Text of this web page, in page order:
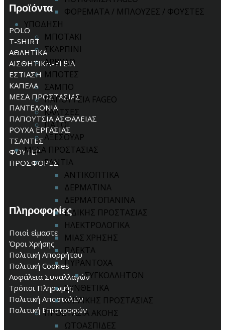
ΦΟΡΕΜΑΤΑ / ΜΠΛΟΥΖΕΣ / ΦΟΥΣΤΕΣ
ΥΠΟΔΗΣΗ
ΜΠΟΤΑΚΙ
ΣΚΑΡΠΙΝΙ
ΑΡΒΥΛΟ
ΜΠΟΤΕΣ
ΣΑΜΠΟ
ΠΑΠΟΥΤΣΙΑ FAGEO
ΚΑΛΤΣΕΣ
ΠΑΤΟΙ
ΑΞΕΣΟΥΑΡ
ΜΕΣΑ ΠΡΟΣΤΑΣΙΑΣ
ΓΑΝΤΙΑ
ΑΝΤΙΚΟΠΤΙΚΑ
ΔΕΡΜΑΤΙΝΑ
ΔΕΡΜΑΤΟΠΑΝΙΝΑ
ΕΙΔΙΚΗΣ ΠΡΟΣΤΑΣΙΑΣ
ΗΛΕΚΤΡΟΛΟΓΙΚΑ
ΜΙΑΣ ΧΡΗΣΗΣ
ΠΛΕΚΤΑ
ΠΥΡΑΝΤΟΧΑ
ΣΥΓΚΟΛΛΗΤΩΝ
ΣΥΝΘΕΤΙΚΑ
ΧΗΜΙΚΗΣ ΠΡΟΣΤΑΣΙΑΣ
ΠΡΟΣΤΑΣΙΑ ΑΚΟΗΣ
ΩΤΟΑΣΠΙΔΕΣ
Προϊόντα
POLO
T-SHIRT
ΑΘΛΗΤΙΚΑ
ΑΙΣΘΗΤΙΚΗ-ΥΓΕΙΑ
ΕΣΤΙΑΣΗ
ΚΑΠΕΛΑ
ΜΕΣΑ ΠΡΟΣΤΑΣΙΑΣ
ΠΑΝΤΕΛΟΝΙΑ
ΠΑΠΟΥΤΣΙΑ ΑΣΦΑΛΕΙΑΣ
ΡΟΥΧΑ ΕΡΓΑΣΙΑΣ
ΤΣΑΝΤΕΣ
ΦΟΥΤΕΡ
ΠΡΟΣΦΟΡΕΣ
Πληροφορίες
Ποιοί είμαστε
Όροι Χρήσης
Πολιτική Απορρήτου
Πολιτική Cookies
Ασφάλεια Συναλλαγών
Τρόποι Πληρωμής
Πολιτική Αποστολών
Πολιτική Επιστροφών